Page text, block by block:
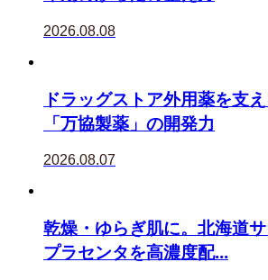
2026.08.08
ドラッグストア外用薬を支
「万協製薬」の開発力
2026.08.07
乾燥・ゆらぎ肌に。北海道
プラセンタを高濃度配...